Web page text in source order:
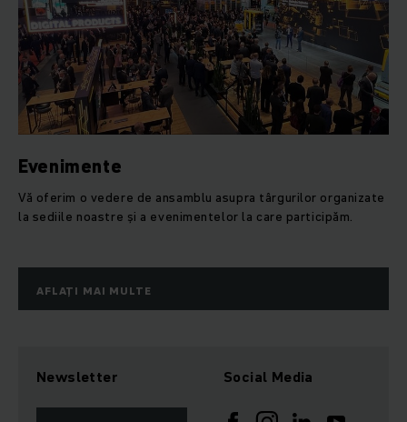
Evenimente
Vă oferim o vedere de ansamblu asupra târgurilor organizate
la sediile noastre și a evenimentelor la care participăm.
AFLAȚI MAI MULTE
Newsletter Social Media